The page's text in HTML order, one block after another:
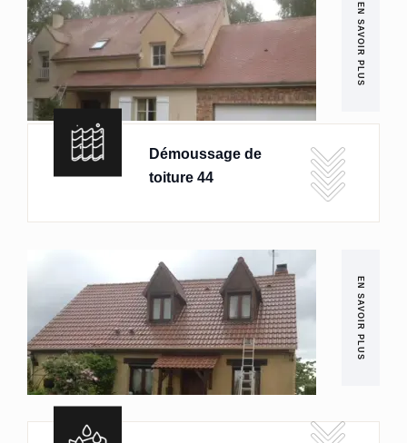
EN SAVOIR PLUS
Démoussage de
toiture 44
EN SAVOIR PLUS